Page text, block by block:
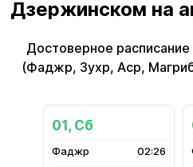
Дзержинском на
Достоверное
(Фаджр, Зухр, Аср,
01, Сб
02:26